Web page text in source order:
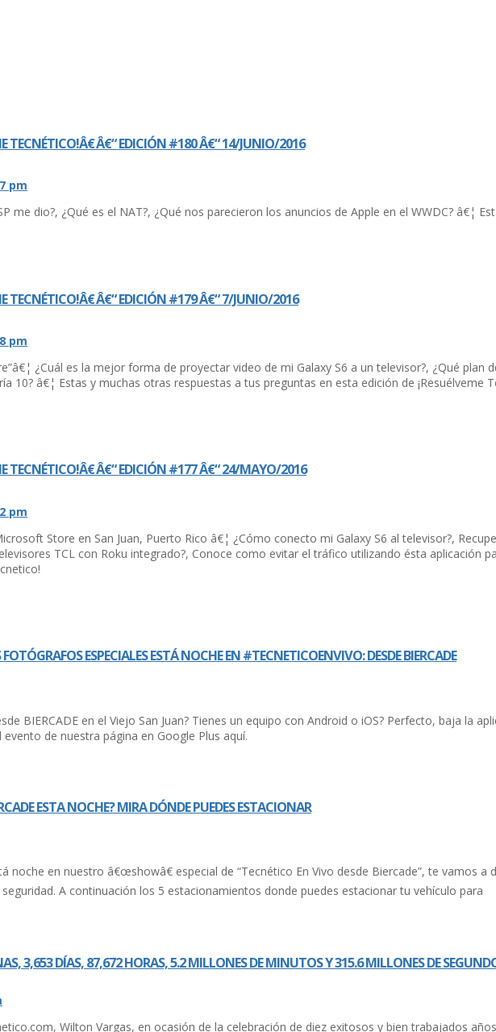
TECNÉTICO!Â€ Â€“ EDICIÓN #180 Â€“ 14/JUNIO/2016
pm
me dio?, ¿Qué es el NAT?, ¿Qué nos parecieron los anuncios de Apple en el WWDC? â€¦
TECNÉTICO!Â€ Â€“ EDICIÓN #179 Â€“ 7/JUNIO/2016
pm
¿Cuál es la mejor forma de proyectar video de mi Galaxy S6 a un televisor?, ¿Qué plan
10? â€¦ Estas y muchas otras respuestas a tus preguntas en esta edición de ¡Resuélveme
TECNÉTICO!Â€ Â€“ EDICIÓN #177 Â€“ 24/MAYO/2016
pm
Store en San Juan, Puerto Rico â€¦ ¿Cómo conecto mi Galaxy S6 al televisor?,
TCL con Roku integrado?, Conoce como evitar el tráfico utilizando ésta aplicación
ESPECIALES ESTÁ NOCHE EN #TECNETICOENVIVO: DESDE BIERCADE
BIERCADE en el Viejo San Juan? Tienes un equipo con Android o iOS? Perfecto, baja la
de nuestra página en Google Plus aquí­.
ESTA NOCHE? MIRA DÓNDE PUEDES ESTACIONAR
noche en nuestro â€œshowâ€ especial de “Tecnético En Vivo desde Biercade”, te vamos
A continuación los 5 estacionamientos donde puedes estacionar tu vehí­culo para
3,653 DÍ­AS, 87,672 HORAS, 5.2 MILLONES DE MINUTOS Y 315.6 MILLONES DE
Wilton Vargas, en ocasión de la celebración de diez exitosos y bien trabajados